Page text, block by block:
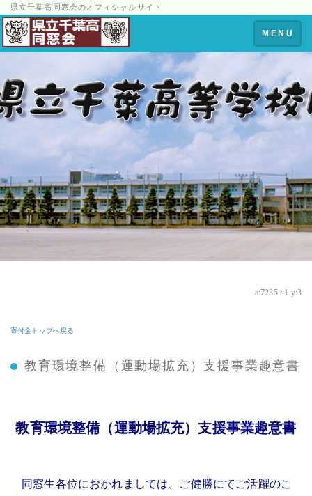
県立千葉高同窓会のオフィシャルサイト
Toggle
navigation
MENU
a:7235 t:1 y:3
寄付金 トップへ戻る
教育環境整備（運動場拡充）支援事業 趣意書
教育環境整備（運動場拡充）支援事業趣意書
同窓生各位におかれましては、ご健勝にてご活躍のこ